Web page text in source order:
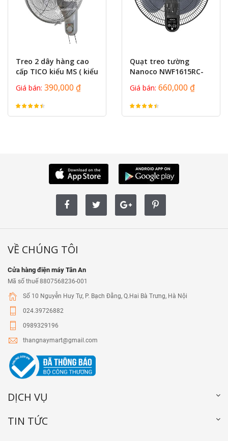
Treo 2 dây hàng cao
cấp TICO kiểu MS ( kiểu
Giá bán: 390,000 ₫
Quạt treo tường
Nanoco NWF1615RC-
Giá bán: 660,000 ₫
VỀ CHÚNG TÔI
Cửa hàng điện máy Tân An
Mã số thuế 8807568236-001
Số 10 Nguyễn Huy Tự, P. Bạch Đằng, Q.Hai Bà Trưng, Hà Nội
024.39726882
0989329196
thangnaymart@gmail.com
DỊCH VỤ
TIN TỨC